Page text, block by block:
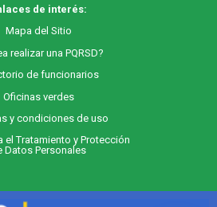
de interés:
Mapa del Sitio
realizar una PQRSD?
de funcionarios
Oficinas verdes
y condiciones de uso
el Tratamiento y Protección
Datos Personales